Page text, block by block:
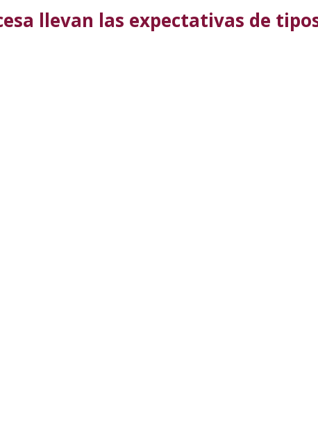
llevan las expectativas de